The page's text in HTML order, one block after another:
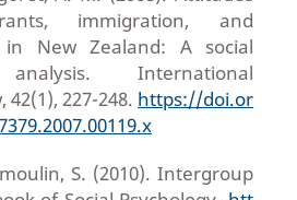
immigration, and
in New Zealand: A social
analysis. International
227-248. https://doi.or
S. (2010). Intergroup